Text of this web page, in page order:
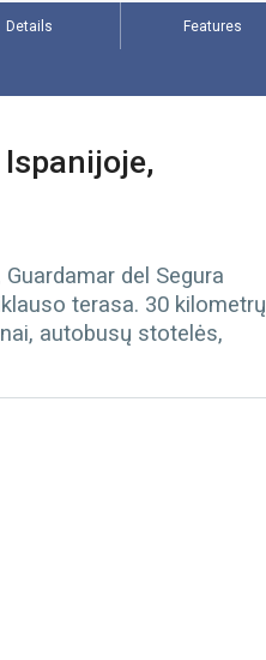
Details Features
del Segura
terasa. 30 kilometrų
autobusų stotelės,